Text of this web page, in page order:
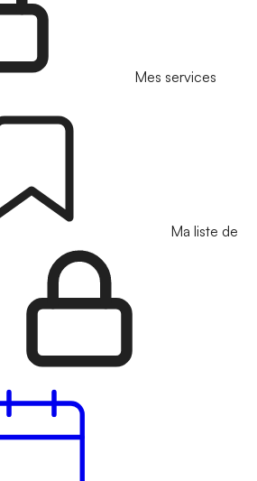
Mes services
Ma liste de